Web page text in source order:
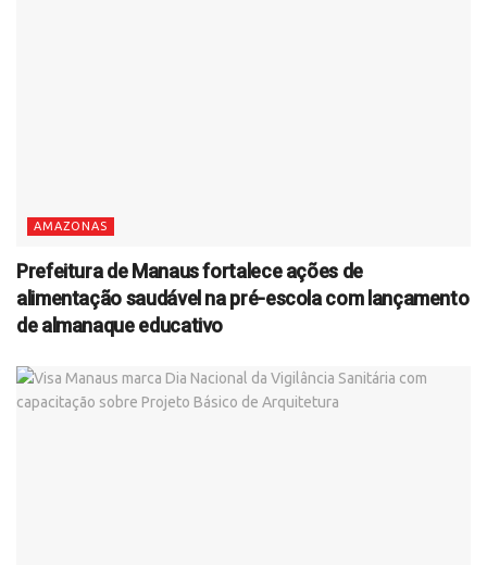
AMAZONAS
Prefeitura de Manaus fortalece ações de
alimentação saudável na pré-escola com lançamento
de almanaque educativo